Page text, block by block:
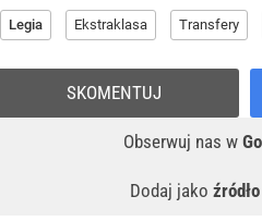
Legia Ekstraklasa Transfery
Obserwuj nas w
Dodaj jako
SKOMENTUJ